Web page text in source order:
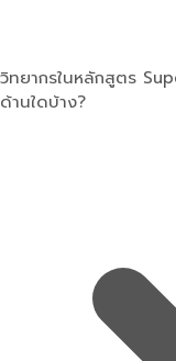
วิทยากรในหลักสูตร
ด้านใดบ้าง?